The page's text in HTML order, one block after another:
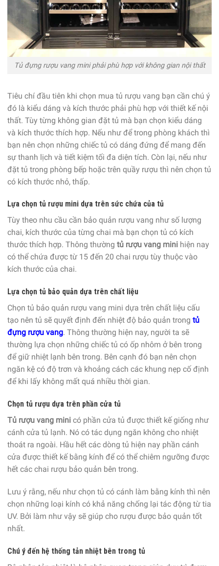
Tủ đựng rượu vang mini phải phù hợp với không gian nội thất
Tiêu chí đầu tiên khi chọn mua tủ rượu vang bạn cần chú ý
đó là kiểu dáng và kích thước phải phù hợp với thiết kế nội
thất. Tùy từng không gian đặt tủ mà bạn chọn kiểu dáng
và kích thước thích hợp. Nếu như để trong phòng khách thì
bạn nên chọn những chiếc tủ có dáng đứng để mang đến
sự thanh lịch và tiết kiệm tối đa diện tích. Còn lại, nếu như
đặt tủ trong phòng bếp hoặc trên quầy rượu thì nên chọn tủ
có kích thước nhỏ, thấp.
Lựa chọn tủ rượu mini dựa trên sức chứa của tủ
Tùy theo nhu cầu cần bảo quản rượu vang như số lượng
chai, kích thước của từng chai mà bạn chọn tủ có kích
thước thích hợp. Thông thường tủ rượu vang mini hiện nay
có thể chứa được từ 15 đến 20 chai rượu tùy thuộc vào
kích thước của chai.
Lựa chọn tủ bảo quản dựa trên chất liệu
Chọn tủ bảo quản rượu vang mini dựa trên chất liệu cấu
tạo nên tủ sẽ quyết định đến nhiệt độ bảo quản trong tủ
đựng rượu vang. Thông thường hiện nay, người ta sẽ
thường lựa chọn những chiếc tủ có ốp nhôm ở bên trong
để giữ nhiệt lạnh bên trong. Bên cạnh đó bạn nên chọn
ngăn kệ có độ trơn và khoảng cách các khung nẹp cố định
để khi lấy không mất quá nhiều thời gian.
Chọn tủ rượu dựa trên phần cửa tủ
Tủ rượu vang mini có phần cửa tủ được thiết kế giống như
cánh cửa tủ lạnh. Nó có tác dụng ngăn không cho nhiệt
thoát ra ngoài. Hầu hết các dòng tủ hiện nay phần cánh
cửa được thiết kế bằng kính để có thể chiêm ngưỡng được
hết các chai rượu bảo quản bên trong.
Lưu ý rằng, nếu như chọn tủ có cánh làm bằng kính thì nên
chọn những loại kính có khả năng chống lại tác động từ tia
UV. Bởi làm như vậy sẽ giúp cho rượu được bảo quản tốt
nhất.
Chú ý đến hệ thống tản nhiệt bên trong tủ